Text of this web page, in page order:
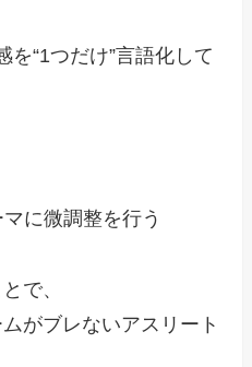
“1つだけ”言語化して
に微調整を行う
で、
がブレないアスリート